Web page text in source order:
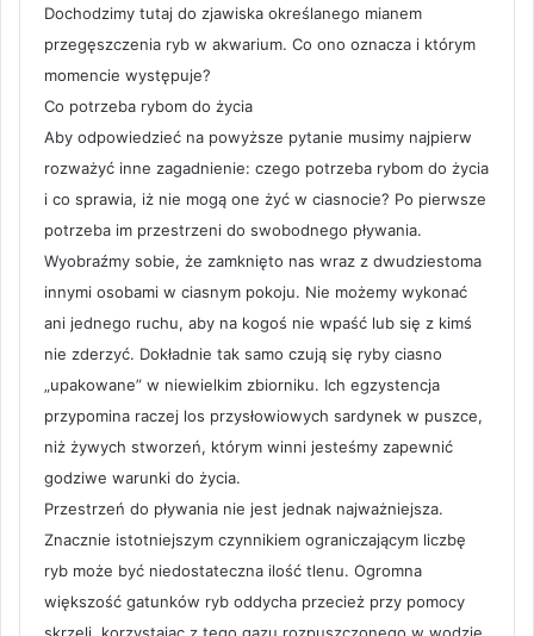
Dochodzimy tutaj do zjawiska określanego mianem
przegęszczenia ryb w akwarium. Co ono oznacza i którym
momencie występuje?
Co potrzeba rybom do życia
Aby odpowiedzieć na powyższe pytanie musimy najpierw
rozważyć inne zagadnienie: czego potrzeba rybom do życia
i co sprawia, iż nie mogą one żyć w ciasnocie? Po pierwsze
potrzeba im przestrzeni do swobodnego pływania.
Wyobraźmy sobie, że zamknięto nas wraz z dwudziestoma
innymi osobami w ciasnym pokoju. Nie możemy wykonać
ani jednego ruchu, aby na kogoś nie wpaść lub się z kimś
nie zderzyć. Dokładnie tak samo czują się ryby ciasno
„upakowane” w niewielkim zbiorniku. Ich egzystencja
przypomina raczej los przysłowiowych sardynek w puszce,
niż żywych stworzeń, którym winni jesteśmy zapewnić
godziwe warunki do życia.
Przestrzeń do pływania nie jest jednak najważniejsza.
Znacznie istotniejszym czynnikiem ograniczającym liczbę
ryb może być niedostateczna ilość tlenu. Ogromna
większość gatunków ryb oddycha przecież przy pomocy